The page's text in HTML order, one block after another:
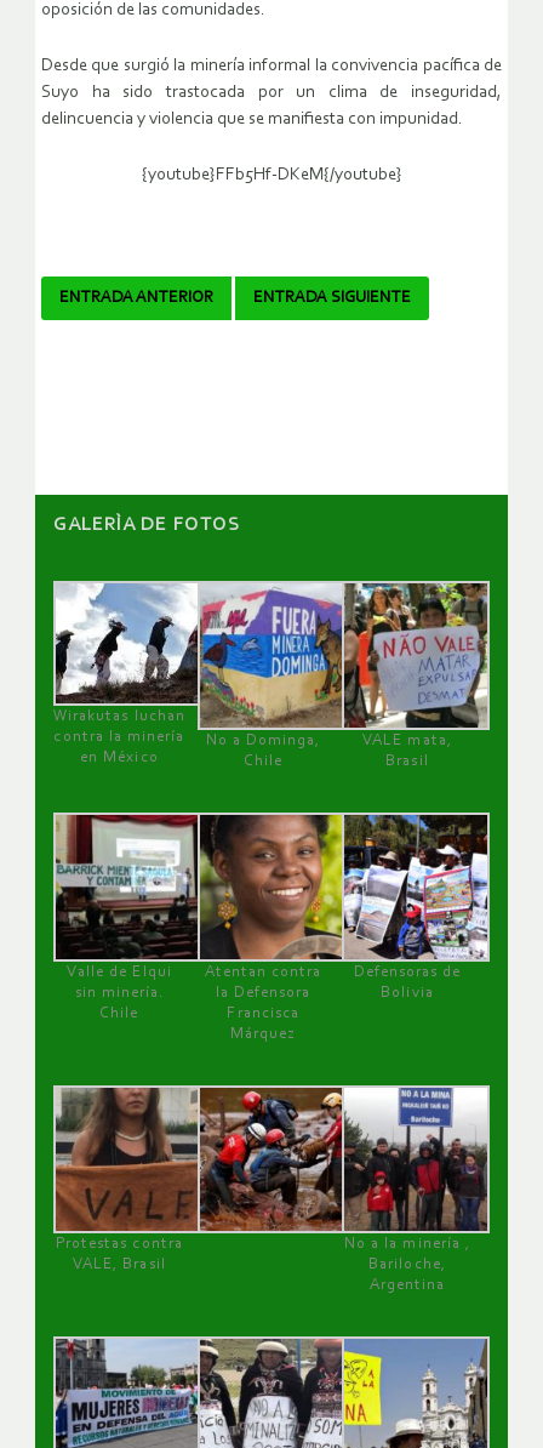
oposición de las comunidades.
Desde que surgió la minería informal la convivencia pacífica de
Suyo ha sido trastocada por un clima de inseguridad,
delincuencia y violencia que se manifiesta con impunidad.
{youtube}FFb5Hf-DKeM{/youtube}
Navegador
ENTRADA ANTERIOR ENTRADA SIGUIENTE
GALERÌA DE FOTOS
Wirakutas luchan
contra la minería
en México
No a Dominga,
Chile
VALE mata,
Brasil
Valle de Elqui
sin minería.
Chile
Atentan contra
la Defensora
Francisca
Márquez
Defensoras de
Bolivia
Protestas contra
VALE, Brasil
No a la minería ,
Bariloche,
Argentina